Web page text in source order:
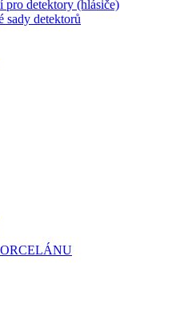
pro detektory (hlásiče)
sady detektorů